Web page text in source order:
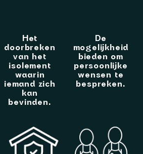
Het
doorbreken
van het
isolement
waarin
iemand zich
kan
bevinden.
De
mogelijkheid
bieden om
persoonlijke
wensen te
bespreken.